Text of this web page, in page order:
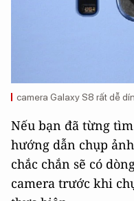
camera Galaxy S8 rất dễ
Nếu bạn đã từng
hướng dẫn chụp
chắc chắn sẽ có
camera trước khi